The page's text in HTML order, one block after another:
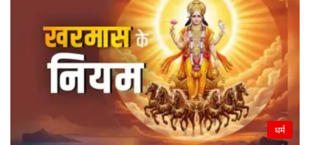
धर्म